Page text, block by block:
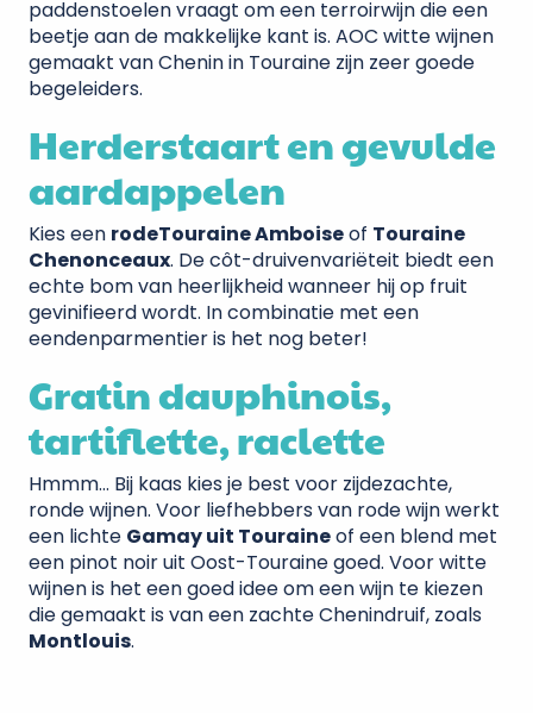
paddenstoelen vraagt om een terroirwijn die een
beetje aan de makkelijke kant is. AOC witte wijnen
gemaakt van Chenin in Touraine zijn zeer goede
begeleiders.
Herderstaart en gevulde
aardappelen
Kies een rodeTouraine Amboiseof Touraine
Chenonceaux. De côt-druivenvariëteit biedt een
echte bom van heerlijkheid wanneer hij op fruit
gevinifieerd wordt. In combinatie met een
eendenparmentier is het nog beter!
Gratin dauphinois,
tartiflette, raclette
Hmmm… Bij kaas kies je best voor zijdezachte,
ronde wijnen. Voor liefhebbers van rode wijn werkt
een lichte Gamay uit Touraineof een blend met
een pinot noir uit Oost-Touraine goed. Voor witte
wijnen is het een goed idee om een wijn te kiezen
die gemaakt is van een zachte Chenindruif, zoals
Montlouis.